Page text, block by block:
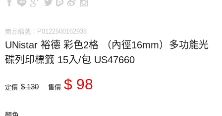
商品編號：P0122500162938
UNistar 裕德 彩色2格 （內徑16mm）多功能光
碟列印標籤 15入/包 US47660
定價 $ 130 售價 $ 98